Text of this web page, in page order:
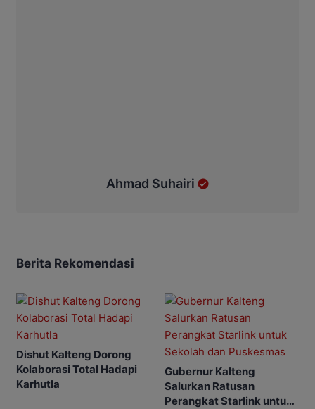
Ahmad Suhairi
Berita Rekomendasi
Dishut Kalteng Dorong
Kolaborasi Total Hadapi
Karhutla
Gubernur Kalteng
Salurkan Ratusan
Perangkat Starlink untuk